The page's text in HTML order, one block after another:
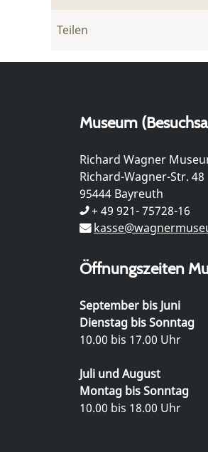
Teilen
Museum
Richard Wagner
Richard-Wagner-Str. 48
95444 Bayreuth
+ 49 921- 75728-16
Öffnungszeiten
September bis Juni
Dienstag bis Sonntag
10.00 bis 17.00 Uhr
Juli und August
Montag bis Sonntag
10.00 bis 18.00 Uhr